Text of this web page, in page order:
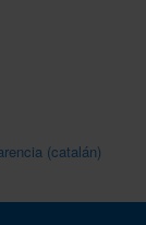
(catalán)